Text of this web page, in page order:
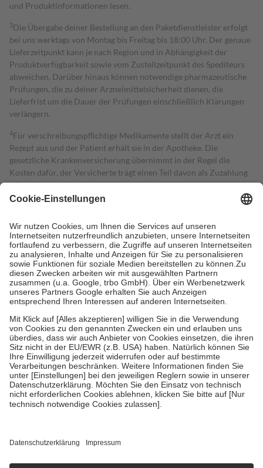
und Produktinformationen lesen.
3Die Übergabe deiner Bestellung an den Paketdienstleister erfolgt
bei uns werktags von Montag bis Freitag bis 18:00 Uhr. Der genaue
Lieferzeitpunkt kann je nach Region und in Abhängigkeit der
Produktverfügbarkeit sowie vom Zustellzeitpunkt des Spediteurs
abweichen. Darüber hinaus können notwendige pharmazeutische
Prüfungen, die zu deiner Arzneimittelsicherheit dienen, die
Lieferfrist um die Dauer der Prüfungen einschließlich Klärungen
verlängern.
4Für verschreibungspflichtige Medikamente stellt der Arzt ein
Rezept aus und der Patient erhält sie in der Apotheke. Die
gesetzliche Krankenversicherung übernimmt in der Regel die
Kosten dafür, der Versicherte trägt einen Teil davon als Zuzahlung
mit.
Grundsätzlich leisten Mitglieder Zuzahlungen in Höhe von zehn
höchstens zehn Euro.
Es sind jedoch nie mehr als die tatsächlichen
Kosten der Leistung zu entrichten.
Diese Regeln gelten grundsätzlich auch für Online-Apotheken.
Bei Heilmitteln und häuslicher Krankenpflege beträgt die
Zuzahlung zehn Prozent der Kosten sowie zehn Euro je
Verordnung.
Um das Engagement der Versicherten für ihre eigene Gesundheit zu
stärken und die besondere Stellung der Familie zu unterstützen,
fallenkeine Zuzahlungenan bei:
• Kindern und Jugendlichen bis zum vollendeten 18. Lebensjahr
mit Ausnahme der Fahrkosten
• Untersuchungen zur Vorsorge und Früherkennung, die von der
GKV getragen werden
• empfohlenen Schutzimpfungen
• Harn- und Blutteststreifen
getroffen, um sicherzustellen, dass es sich um echte Bewertungen
https://help.etrusted.com/hc/de/articles/4419944605341